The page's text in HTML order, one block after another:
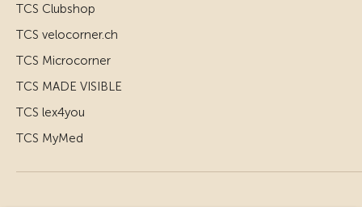
TCS Clubshop
TCS velocorner.ch
TCS Microcorner
TCS MADE VISIBLE
TCS lex4you
TCS MyMed